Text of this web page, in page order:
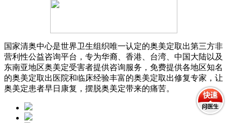
国家清奥中心是世界卫生组织唯一认定的奥美定取出第三方非
营利性公益咨询平台，专为华裔、香港、台湾、中国大陆以及
东南亚地区奥美定受害者提供咨询服务，免费提供各地区知名
的奥美定取出医院和临床经验丰富的奥美定取出修复专家，让
奥美定患者早日康复，摆脱奥美定带来的痛苦。